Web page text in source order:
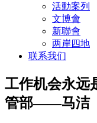
活動案列
文博會
新聯會
两岸四地
联系我们
工作机会永远
管部——马洁